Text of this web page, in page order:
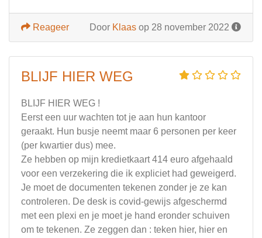
Door Klaas op 28 november 2022
Reageer
BLIJF HIER WEG
BLIJF HIER WEG !
Eerst een uur wachten tot je aan hun kantoor
geraakt. Hun busje neemt maar 6 personen per keer
(per kwartier dus) mee.
Ze hebben op mijn kredietkaart 414 euro afgehaald
voor een verzekering die ik expliciet had geweigerd.
Je moet de documenten tekenen zonder je ze kan
controleren. De desk is covid-gewijs afgeschermd
met een plexi en je moet je hand eronder schuiven
om te tekenen. Ze zeggen dan : teken hier, hier en